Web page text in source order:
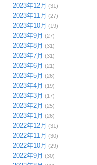
2023年12月 (31)
2023年11月 (27)
2023年10月 (19)
2023年9月 (27)
2023年8月 (31)
2023年7月 (31)
2023年6月 (21)
2023年5月 (26)
2023年4月 (19)
2023年3月 (17)
2023年2月 (25)
2023年1月 (26)
2022年12月 (31)
2022年11月 (30)
2022年10月 (29)
2022年9月 (30)